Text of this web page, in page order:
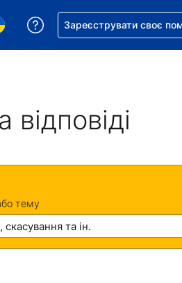
валюту. Ваша поточна валюта:
мову. Ваша поточна
Отримайте допомогу з
Зареєструвати своє
тему